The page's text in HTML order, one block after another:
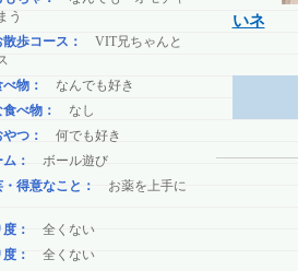
う
散歩コース： VIT兄ちゃんと
べ物：
なんでも好き
食べ物：
なし
やつ： 何でも好き
ム： ボール遊び
・得意なこと：
お薬を上手に
度： 全くない
度： 全くない
いネ